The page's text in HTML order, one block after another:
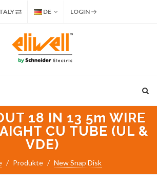
DE LOGIN
18 IN 13 5m WIRE
CU TUBE (UL &
VDE)
Produkte New Snap Disk